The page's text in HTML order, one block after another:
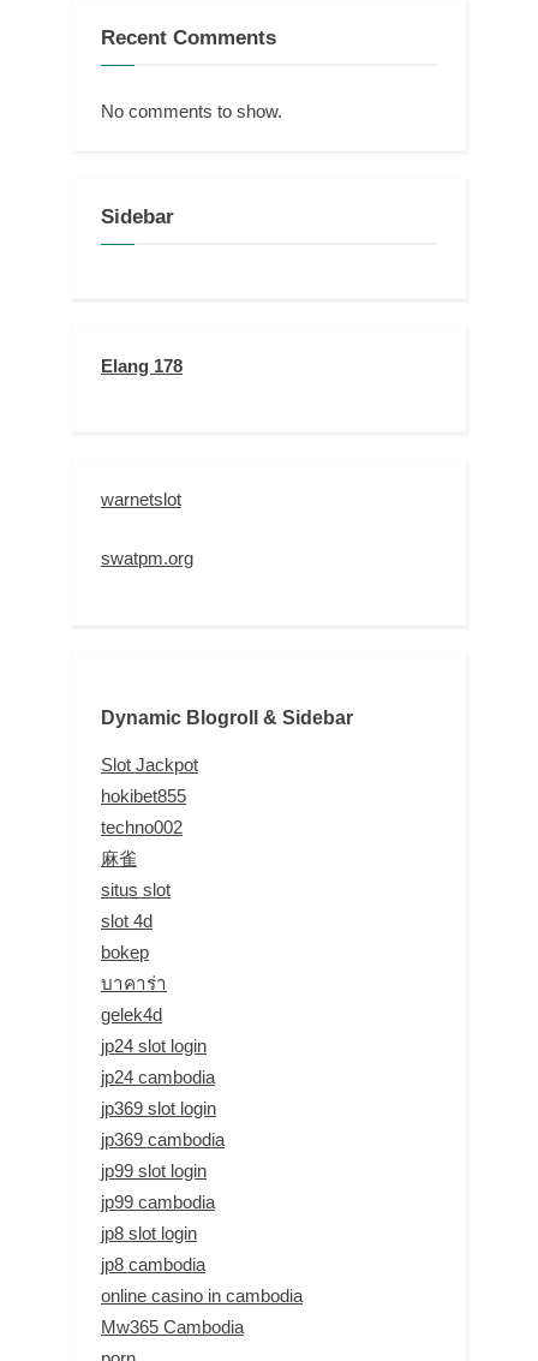
Recent Comments
No comments to show.
Sidebar
Elang 178
warnetslot
swatpm.org
Dynamic Blogroll & Sidebar
Slot Jackpot
hokibet855
techno002
麻雀
situs slot
slot 4d
bokep
บาคาร่า
gelek4d
jp24 slot login
jp24 cambodia
jp369 slot login
jp369 cambodia
jp99 slot login
jp99 cambodia
jp8 slot login
jp8 cambodia
online casino in cambodia
Mw365 Cambodia